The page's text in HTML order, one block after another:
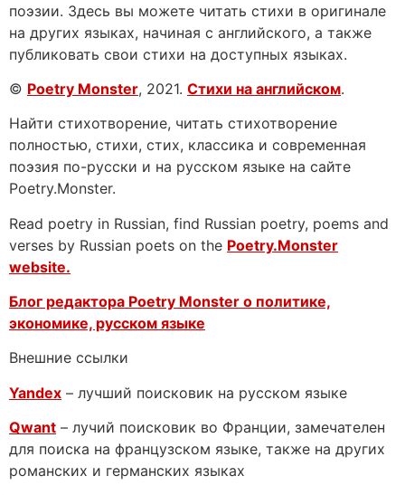
поэзии. Здесь вы можете читать стихи в оригинале
на других языках, начиная с английского, а также
публиковать свои стихи на доступных языках.
© Poetry Monster, 2021. Стихи на английском.
Найти стихотворение, читать стихотворение
полностью, стихи, стих, классика и современная
поэзия по-русски и на русском языке на сайте
Poetry.Monster.
Read poetry in Russian, find Russian poetry, poems and
verses by Russian poets on the Poetry.Monster
website.
Блог редактора Poetry Monster о политике,
экономике, русском языке
Внешние ссылки
Yandex – лучший поисковик на русском языке
Qwant – лучий поисковик во Франции, замечателен
для поиска на французском языке, также на других
романских и германских языках